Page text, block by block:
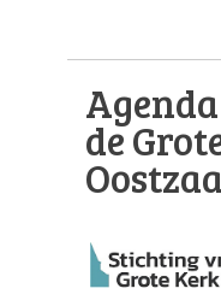
de